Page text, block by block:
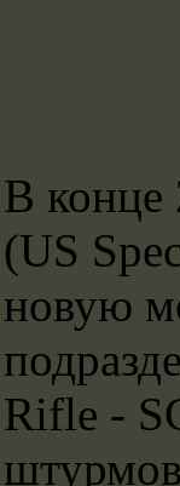
В
(US
новую
Rifle -